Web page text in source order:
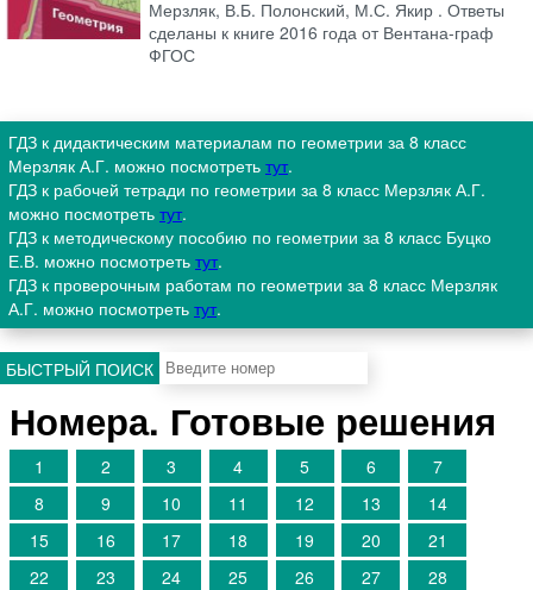
Мерзляк, В.Б. Полонский, М.С. Якир . Ответы
сделаны к книге 2016 года от Вентана-граф
ФГОС
ГДЗ к дидактическим материалам по геометрии за 8 класс
Мерзляк А.Г. можно посмотреть тут.
ГДЗ к рабочей тетради по геометрии за 8 класс Мерзляк А.Г.
можно посмотреть тут.
ГДЗ к методическому пособию по геометрии за 8 класс Буцко
Е.В. можно посмотреть тут.
ГДЗ к проверочным работам по геометрии за 8 класс Мерзляк
А.Г. можно посмотреть тут.
БЫСТРЫЙ ПОИСК
Номера. Готовые решения
1 2 3 4 5 6
7
8
9 10 11 12 13
14
15
16 17 18 19 20
21
22
23 24 25 26 27
28